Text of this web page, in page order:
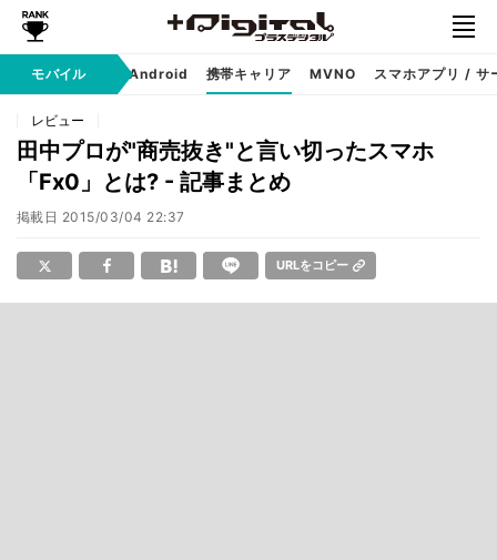
モバイル
iPhone Android 携帯キャリア MVNO スマホアプリ / サ
レビュー
田中プロが"商売抜き"と言い切ったスマホ
「Fx0」とは? - 記事まとめ
掲載日 2015/03/04 22:37
URLをコピー